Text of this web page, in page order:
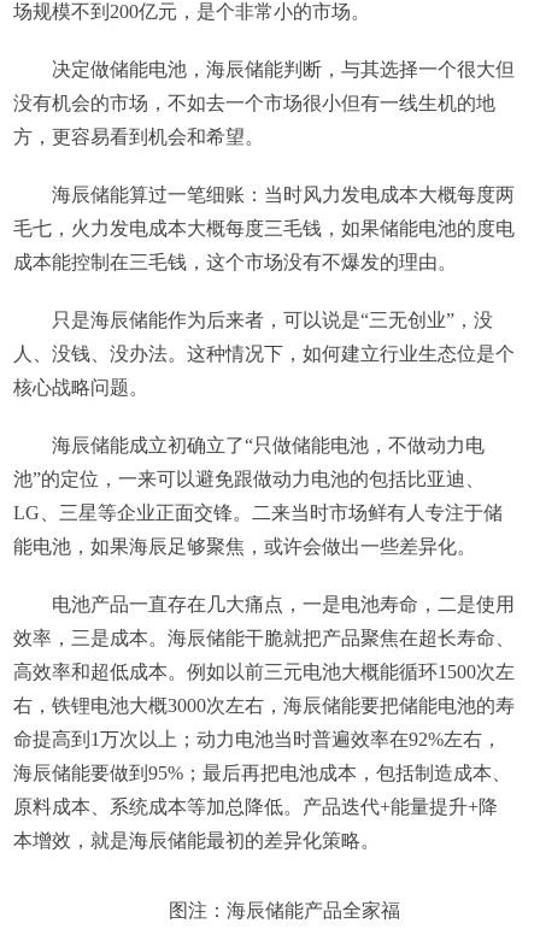
场规模不到200亿元，是个非常小的市场。
决定做储能电池，海辰储能判断，与其选择一个很大但
没有机会的市场，不如去一个市场很小但有一线生机的地
方，更容易看到机会和希望。
海辰储能算过一笔细账：当时风力发电成本大概每度两
毛七，火力发电成本大概每度三毛钱，如果储能电池的度电
成本能控制在三毛钱，这个市场没有不爆发的理由。
只是海辰储能作为后来者，可以说是“三无创业”，没
人、没钱、没办法。这种情况下，如何建立行业生态位是个
核心战略问题。
海辰储能成立初确立了“只做储能电池，不做动力电
池”的定位，一来可以避免跟做动力电池的包括比亚迪、
LG、三星等企业正面交锋。二来当时市场鲜有人专注于储
能电池，如果海辰足够聚焦，或许会做出一些差异化。
电池产品一直存在几大痛点，一是电池寿命，二是使用
效率，三是成本。海辰储能干脆就把产品聚焦在超长寿命、
高效率和超低成本。例如以前三元电池大概能循环1500次左
右，铁锂电池大概3000次左右，海辰储能要把储能电池的寿
命提高到1万次以上；动力电池当时普遍效率在92%左右，
海辰储能要做到95%；最后再把电池成本，包括制造成本、
原料成本、系统成本等加总降低。产品迭代+能量提升+降
本增效，就是海辰储能最初的差异化策略。
图注：海辰储能产品全家福